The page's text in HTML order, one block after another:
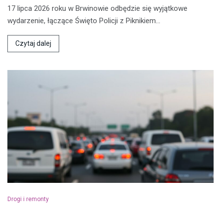
17 lipca 2026 roku w Brwinowie odbędzie się wyjątkowe
wydarzenie, łączące Święto Policji z Piknikiem…
Czytaj dalej
Drogi i remonty